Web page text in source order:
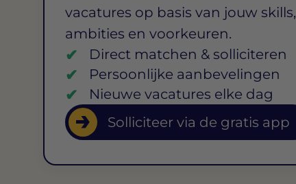
vacatures op basis van jouw skills,
ambities en voorkeuren.
Direct matchen & solliciteren
Persoonlijke aanbevelingen
Nieuwe vacatures elke dag
Solliciteer via de gratis app